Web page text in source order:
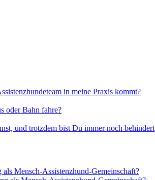
in meine Praxis kommt?
oder Bahn fahre?
und trotzdem bist Du immer noch behindert
Mensch-Assistenzhund-Gemeinschaft?